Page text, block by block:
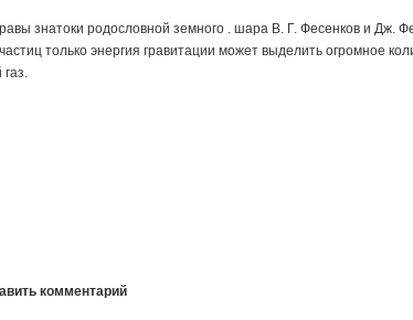
знатоки родословной земного . шара B. Г. Фесенков и Дж.
только энергия гравитации может выделить огромное
комментарий